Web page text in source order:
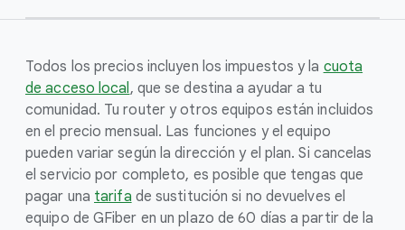
Todos los precios incluyen los impuestos y la cuota
de acceso local, que se destina a ayudar a tu
comunidad. Tu router y otros equipos están incluidos
en el precio mensual. Las funciones y el equipo
pueden variar según la dirección y el plan. Si cancelas
el servicio por completo, es posible que tengas que
pagar una tarifa de sustitución si no devuelves el
equipo de GFiber en un plazo de 60 días a partir de la